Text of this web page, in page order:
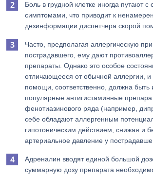
Боль в грудной клетке иногда путают
симптомами, что приводит к
дезинформации диспетчера скорой
Часто, предполагая аллергическую
пострадавшего, ему дают
препараты. Однако это особое
отличающееся от обычной аллергии, и
помощи, соответственно, должна быть
популярные антигистаминные
фенотиазинового ряда (например,
себе обладают аллергенным
гипотоническим действием, снижая и
артериальное давление у
Адреналин вводят единой большой
суммарную дозу препарата